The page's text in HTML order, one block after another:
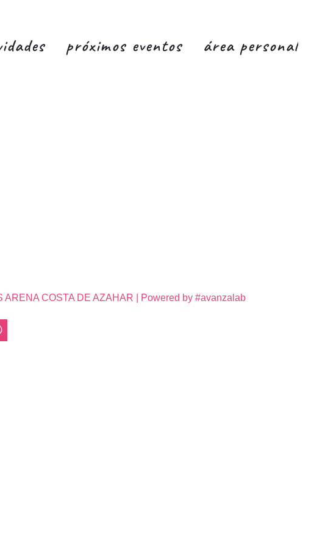
próximos eventos área personal
COSTA DE AZAHAR | Powered by #avanzalab